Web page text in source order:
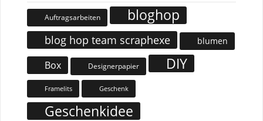
Auftragsarbeiten bloghop
blog hop team scraphexe blumen
Box Designerpapier DIY
Framelits Geschenk
Geschenkidee